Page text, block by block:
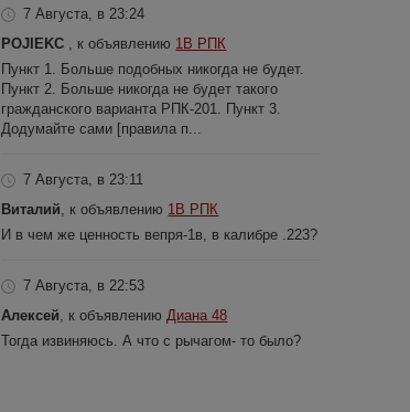
7 Августа, в 23:24
POJIEKC
, к объявлению 1В РПК
Пункт 1. Больше подобных никогда не будет.
Пункт 2. Больше никогда не будет такого
гражданского варианта РПК-201. Пункт 3.
Додумайте сами [правила п...
7 Августа, в 23:11
Виталий , к объявлению 1В РПК
И в чем же ценность вепря-1в, в калибре .223?
7 Августа, в 22:53
Алексей , к объявлению Диана 48
Тогда извиняюсь. А что с рычагом- то было?